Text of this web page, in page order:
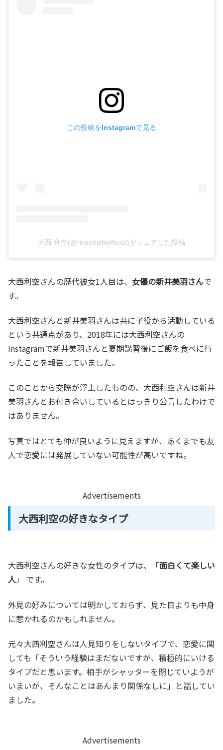
この投稿をInstagramで見る
大西 利空(@rikuonishiofficial)がシェアした投稿
大西利空さんの歴代彼女1人目は、 女優の新井美羽さんで
す。
大西利空さんと新井美羽さんは共に子役から活動している
という共通点があり、2018年には大西利空さんの
Instagramで新井美羽さんと夏期講習後にご飯を食べに行
ったことを報告していました。
このことから交際が浮上したものの、大西利空さんは新井
美羽さんとお付き合いしているとはっきり公言したわけで
はありません。
写真ではとても仲が良いように見えますが、あくまでも友
人で恋愛には発展していない可能性が高いですね。
Advertisements
大西利空の好きなタイプ
大西利空さんの好きな女性のタイプは、「面白くて楽しい
人」 です。
外見の好みについては明かしておらず、見た目よりも中身
に惹かれるのかもしれません。
元々大西利空さんは人見知りをしないタイプで、恋愛に関
しても「そういう経験はまだないですが、積極的にいける
タイプだと思います。相手がシャッターを閉じていようが
いまいが、そんなことはあんまり関係なしに」と話してい
ました。
Advertisements